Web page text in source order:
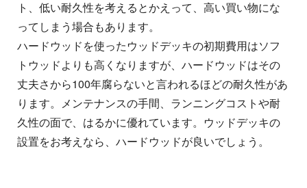
ト、低い耐久性を考えるとかえって、高い買い物にな
ってしまう場合もあります。
ハードウッドを使ったウッドデッキの初期費用はソフ
トウッドよりも高くなりますが、ハードウッドはその
丈夫さから100年腐らないと言われるほどの耐久性があ
ります。メンテナンスの手間、ランニングコストや耐
久性の面で、はるかに優れています。ウッドデッキの
設置をお考えなら、ハードウッドが良いでしょう。